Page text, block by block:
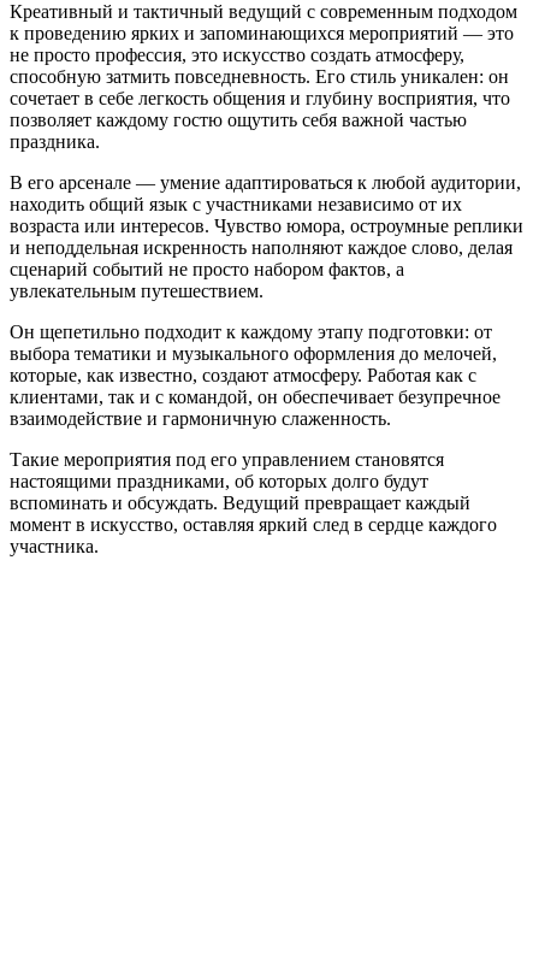
Креативный и тактичный ведущий с современным подходом
к проведению ярких и запоминающихся мероприятий — это
не просто профессия, это искусство создать атмосферу,
способную затмить повседневность. Его стиль уникален: он
сочетает в себе легкость общения и глубину восприятия, что
позволяет каждому гостю ощутить себя важной частью
праздника.
В его арсенале — умение адаптироваться к любой аудитории,
находить общий язык с участниками независимо от их
возраста или интересов. Чувство юмора, остроумные реплики
и неподдельная искренность наполняют каждое слово, делая
сценарий событий не просто набором фактов, а
увлекательным путешествием.
Он щепетильно подходит к каждому этапу подготовки: от
выбора тематики и музыкального оформления до мелочей,
которые, как известно, создают атмосферу. Работая как с
клиентами, так и с командой, он обеспечивает безупречное
взаимодействие и гармоничную слаженность.
Такие мероприятия под его управлением становятся
настоящими праздниками, об которых долго будут
вспоминать и обсуждать. Ведущий превращает каждый
момент в искусство, оставляя яркий след в сердце каждого
участника.